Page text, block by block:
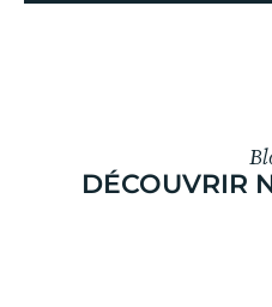
DÉCOUVRIR